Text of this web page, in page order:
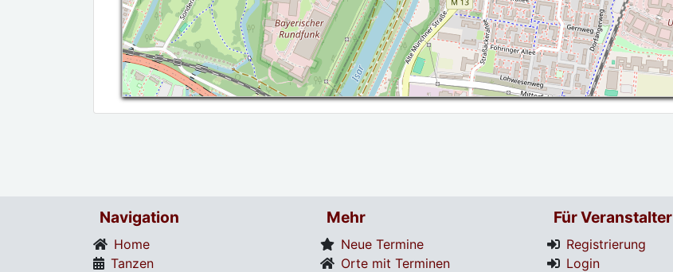
Navigation
Home
Tanzen
Mehr
Neue Termine
Orte mit Terminen
Für Veranstalter
Registrierung
Login